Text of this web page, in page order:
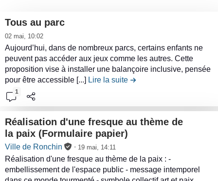
i
q
u
e
s
m
é
r
Tous au parc
L
i
r
e
l
e
c
o
n
t
e
n
u
02 mai, 10:02
Aujourd’hui, dans de nombreux parcs, certains enfants ne
peuvent pas accéder aux jeux comme les autres. Cette
proposition vise à installer une balançoire inclusive, pensée
pour être accessible [...]
Lire la suite de la contribution Tous
1
Réalisation d'une fresque au thème de
la paix (Formulaire papier)
L
i
r
Ville de Ronchin ∙ 19 mai, 14:11
Réalisation d'une fresque au thème de la paix : -
embellissement de l'espace public - message intemporel